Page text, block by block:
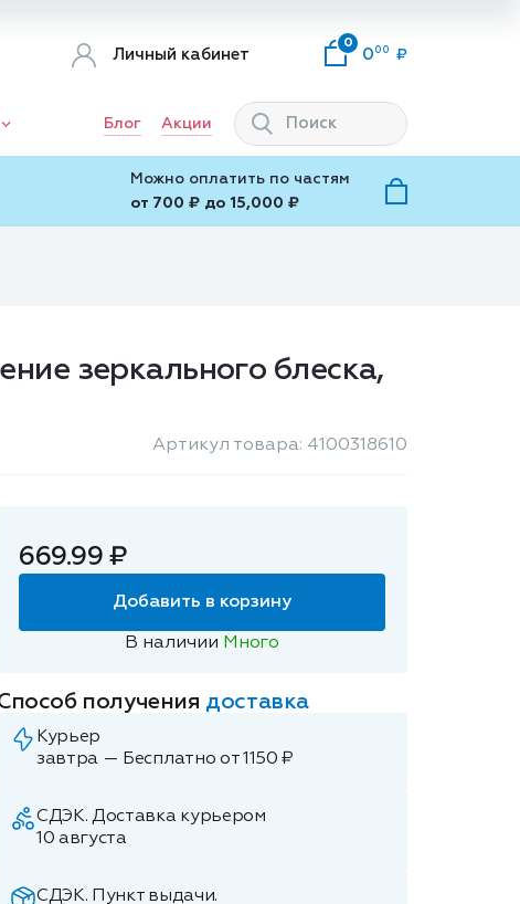
Личный кабинет
0
0 00
Блог Акции
Можно оплатить по частям
от 700 ₽ до 15,000 ₽
зеркального блеска,
Артикул товара: 4100318610
669.99 ₽
Добавить в корзину
В наличии Много
получения доставка
Курьер
завтра — Бесплатно от 1150 ₽
СДЭК. Доставка курьером
10 августа
СДЭК. Пункт выдачи.